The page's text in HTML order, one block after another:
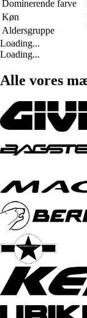
Dominerende farve
Køn
Aldersgruppe
Loading...
Loading...
Alle vores